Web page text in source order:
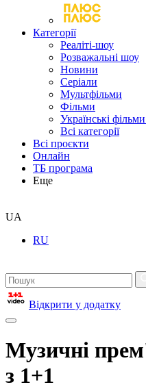
Категорії
Реаліті-шоу
Розважальні шоу
Новини
Серіали
Мультфільми
Фільми
Українські фільми
Всі категорії
Всі проєкти
Онлайн
ТБ програма
Еще
UA
RU
Відкрити у додатку
Музичні
з 1+1